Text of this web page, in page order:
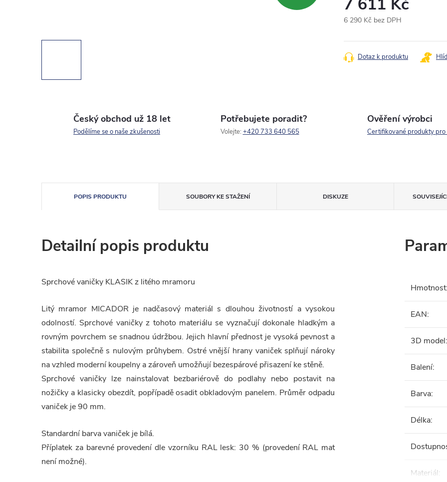
6 290 Kč bez DPH
cena:
Dotaz k produktu
Český obchod už 18 let
Podělíme se o naše zkušenosti
Potřebujete poradit?
Volejte: +420 733 640 565
Ověření výrobci
Certifikované produkty pro
POPIS PRODUKTU SOUBORY KE STAŽENÍ DISKUZE
Detailní popis produktu
Sprchové vaničky KLASIK z litého mramoru
Litý mramor MICADOR je nadčasový materiál s dlouhou životností a vysokou
odolností. Sprchové vaničky z tohoto materiálu se vyznačují dokonale hladkým a
rovným povrchem se snadnou údržbou. Jejich hlavní přednost je vysoká pevnost a
stabilita společně s nulovým průhybem. Ostré vnější hrany vaniček splňují nároky
na vzhled moderní koupelny a zároveň umožňují bezespárové přisazení ke stěně.
Sprchové vaničky lze nainstalovat bezbariérově do podlahy nebo postavit na
nožičky a klasicky obezdít, popřípadě osadit obkladovým panelem. Průměr odpadu
vaniček je 90 mm.
Standardní barva vaniček je bílá.
Příplatek za barevné provedení dle vzorníku RAL lesk: 30 % (provedení RAL mat
není možné).
Hmotnost:
EAN:
3D model:
Balení:
Barva:
Délka:
Materiál: